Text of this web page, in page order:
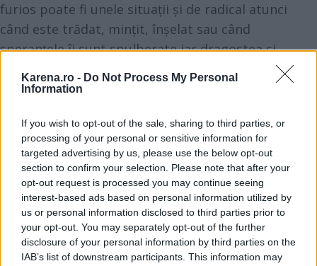
Karena.ro - Do Not Process My Personal
Information
If you wish to opt-out of the sale, sharing to third parties, or
processing of your personal or sensitive information for
targeted advertising by us, please use the below opt-out
section to confirm your selection. Please note that after your
opt-out request is processed you may continue seeing
interest-based ads based on personal information utilized by
us or personal information disclosed to third parties prior to
your opt-out. You may separately opt-out of the further
disclosure of your personal information by third parties on the
IAB’s list of downstream participants. This information may
furios poate fi unele situații și de radical atunci
când este trădat, mințit, înșelat sau când
speranțele îi sunt spulberate iar dragostea și
prietenia îi sunt pur și simplu umilite. Un nativ
Taur nu se va uita în urmă, nu va acorda o a doua
foarte radicală de altfel, de a elimina din viața lui
toate persoanele care pur și simplu nu îl merită.
Și Leii încheie relațiile cu persoanele care nu îi plac
pur și simplu, dar nu neapărat atunci când sunt
trădați, ci mai degrabă pentru că vor să fie pe cont